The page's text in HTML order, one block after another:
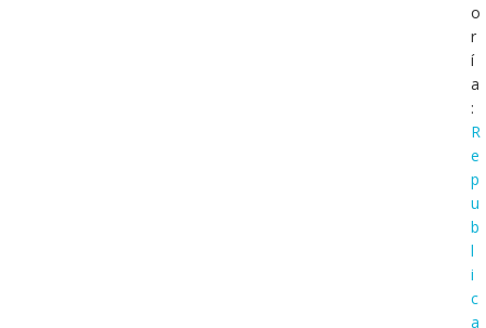
o
r
í
a
:
R
e
p
u
b
l
i
c
a